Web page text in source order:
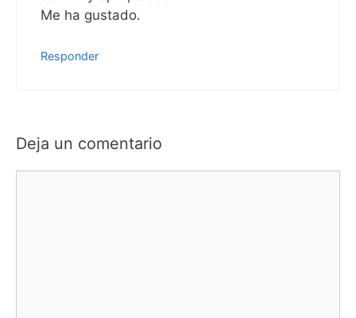
Me ha gustado.
Responder
Deja un comentario